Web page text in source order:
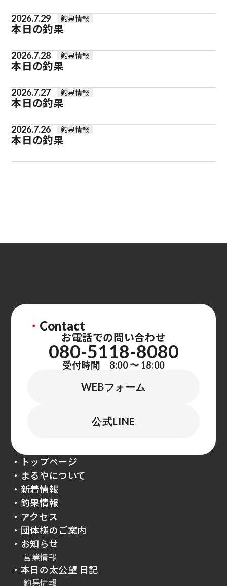
2026.7.29 釣果情報
本日の釣果
2026.7.28 釣果情報
本日の釣果
2026.7.27 釣果情報
本日の釣果
2026.7.26 釣果情報
本日の釣果
・ Contact
お電話での問い合わせ
080-5118-8080
受付時間 8:00 〜 18:00
WEBフォーム
公式LINE
・トップページ
・まるやについて
・新着情報
・釣果情報
・アクセス
・団体様のご案内
・お知らせ
営業情報
・本日の太公望 日記
釣果情報